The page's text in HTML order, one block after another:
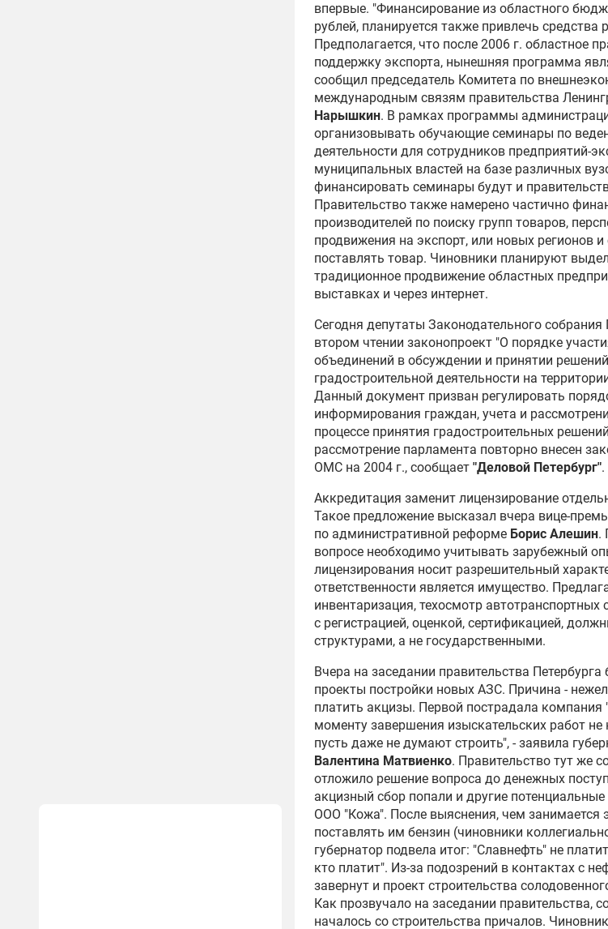
впервые. "Финансирование из областного
рублей, планируется также привлечь
Предполагается, что после 2006 г. областное
поддержку экспорта, нынешняя программа
сообщил председатель Комитета по
международным связям правительства
Нарышкин. В рамках программы
организовывать обучающие семинары по
деятельности для сотрудников предприятий-
муниципальных властей на базе различных
финансировать семинары будут и
Правительство также намерено частично
производителей по поиску групп товаров,
продвижения на экспорт, или новых регионов
поставлять товар. Чиновники планируют
традиционное продвижение областных
выставках и через интернет.
Сегодня депутаты Законодательного собрания
втором чтении законопроект "О порядке
объединений в обсуждении и принятии
градостроительной деятельности на
Данный документ призван регулировать
информирования граждан, учета и
процессе принятия градостроительных
рассмотрение парламента повторно внесен
ОМС на 2004 г., сообщает "Деловой Петербург".
Аккредитация заменит лицензирование
Такое предложение высказал вчера вице-
по административной реформе Борис Алешин.
вопросе необходимо учитывать зарубежный
лицензирования носит разрешительный
ответственности является имущество.
инвентаризация, техосмотр автотранспортных
с регистрацией, оценкой, сертификацией,
структурами, а не государственными.
Вчера на заседании правительства
проекты постройки новых АЗС. Причина -
платить акцизы. Первой пострадала компания
моменту завершения изыскательских работ не
пусть даже не думают строить", - заявила
Валентина Матвиенко. Правительство тут же
отложило решение вопроса до денежных
акцизный сбор попали и другие
ООО "Кожа". После выяснения, чем занимается
поставлять им бензин (чиновники
губернатор подвела итог: "Славнефть" не
кто платит". Из-за подозрений в контактах с
завернут и проект строительства
Как прозвучало на заседании правительства,
началось со строительства причалов.